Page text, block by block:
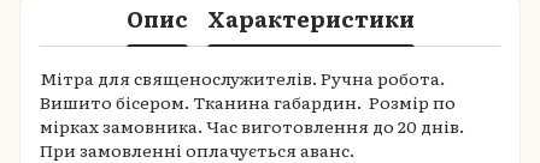
Опис Характеристики
Мітра для священослужителів. Ручна робота.
Вишито бісером. Тканина габардин. Розмір по
мірках замовника. Час виготовлення до 20 днів.
При замовленні оплачується аванс.